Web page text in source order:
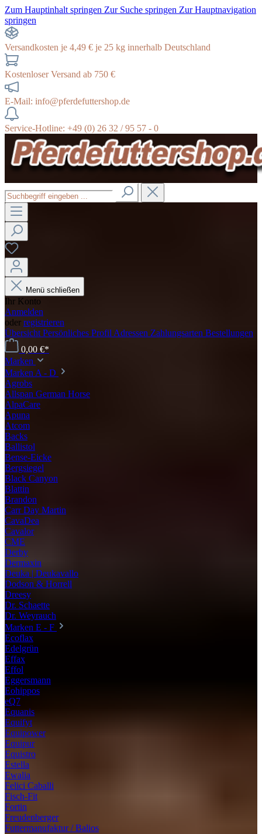
Zum Hauptinhalt springen Zur Suche springen Zur Hauptnavigation
springen
Versandkosten je 4,49 € je 25 kg innerhalb Deutschland
Kostenloser Versand ab 750 €
E-Mail: info@pferdefuttershop.de
Service-Hotline: +49 (0) 26 32 / 95 57 - 0
Menü schließen
Ihr Konto
Anmelden
oder registrieren
Übersicht Persönliches Profil Adressen Zahlungsarten Bestellungen
0,00 €*
Marken
Marken A - D
Agrobs
Allspan German Horse
AlpaCare
Apuna
Atcom
Backs
Ballistol
Bense-Eicke
Bergsiegel
Black Canyon
Blattin
Brandon
Carr Day Martin
CavaDea
Cavalor
CME
Derby
Dermaxin
Deuka | Deukavallo
Dodson & Horrell
Dreesy
Dr. Schaette
Dr. Weyrauch
Marken E - F
Ecoflax
Edelgrün
Effax
Effol
Eggersmann
Eohippos
eQ7
Equanis
Equifyt
Equipower
Equipur
Equistro
Estella
Ewalia
Felici Caballi
Fisch-Fit
Fortin
Freudenberger
Futtermanufaktur / Balios